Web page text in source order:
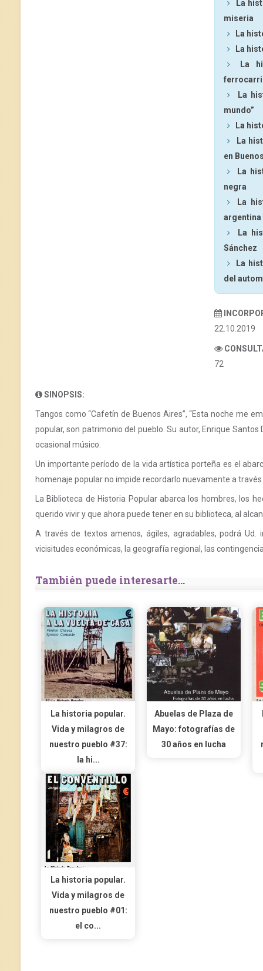
La
miseria
La
La
La
La
mundo”
La
La
en
La
negra
La
argentina
La
Sánchez
La
del
22.10.2019
72
SINOPSIS:
Tangos como “Cafetín de Buenos Aires”, “Esta noche me
popular, son patrimonio del pueblo. Su autor, Enrique
ocasional músico.
Un importante período de la vida artística porteña es el
homenaje popular no impide recordarlo nuevamente a
La Biblioteca de Historia Popular abarca los hombres, los
querido vivir y que ahora puede tener en su biblioteca, al
A través de textos amenos, ágiles, agradables, podrá
vicisitudes económicas, la geografía regional, las
También puede interesarte...
La historia popular.
Vida y milagros de
nuestro pueblo #37:
la hi...
Abuelas de Plaza de
Mayo: fotografías de
30 años en lucha
La historia popular.
Vida y milagros de
nuestro pueblo #01:
el co...